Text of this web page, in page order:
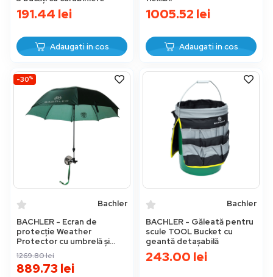
191.44 lei
Adaugati in cos
1005.52 lei
Adaugati in cos
-30%
Bachler
BACHLER - Ecran de
protecție Weather
Protector cu umbrelă și
bază magnetică
1269.80lei
889.73lei
Bachler
BACHLER - Găleată pentru
scule TOOL Bucket cu
geantă detașabilă
243.00 lei